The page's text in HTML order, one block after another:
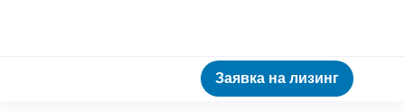
Заявка на лизинг